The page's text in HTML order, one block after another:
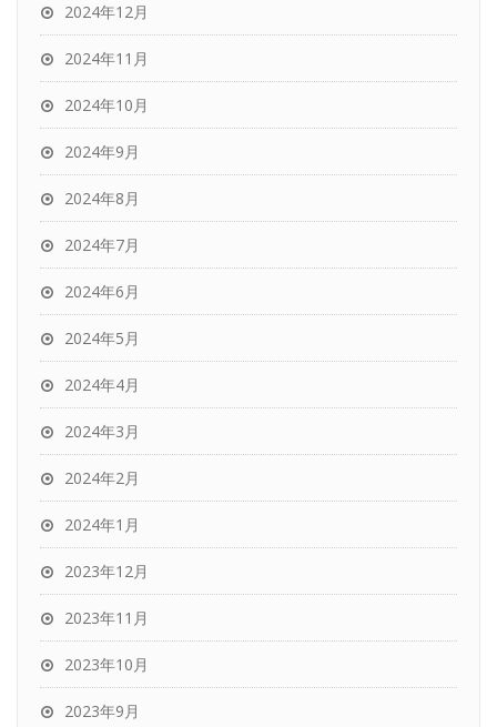
2024年12月
2024年11月
2024年10月
2024年9月
2024年8月
2024年7月
2024年6月
2024年5月
2024年4月
2024年3月
2024年2月
2024年1月
2023年12月
2023年11月
2023年10月
2023年9月